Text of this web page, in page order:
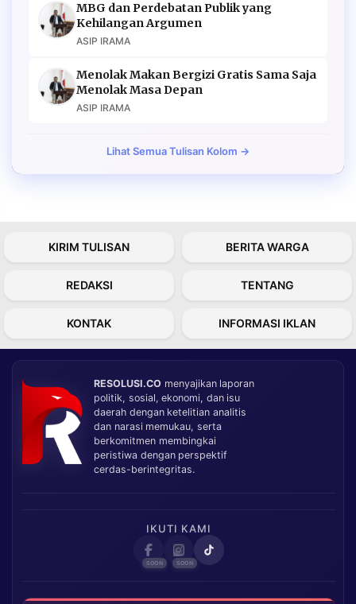
MBG dan Perdebatan Publik yang
Kehilangan Argumen
ASIP IRAMA
Menolak Makan Bergizi Gratis Sama Saja
Menolak Masa Depan
ASIP IRAMA
Lihat Semua Tulisan Kolom →
KIRIM TULISAN BERITA WARGA
REDAKSI TENTANG
KONTAK INFORMASI IKLAN
RESOLUSI.CO menyajikan laporan
politik, sosial, ekonomi, dan isu
daerah dengan ketelitian analitis
dan narasi memukau, serta
berkomitmen membingkai
peristiwa dengan perspektif
cerdas-berintegritas.
IKUTI KAMI